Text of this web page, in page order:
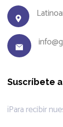
Suscríbete
¡Para recibir